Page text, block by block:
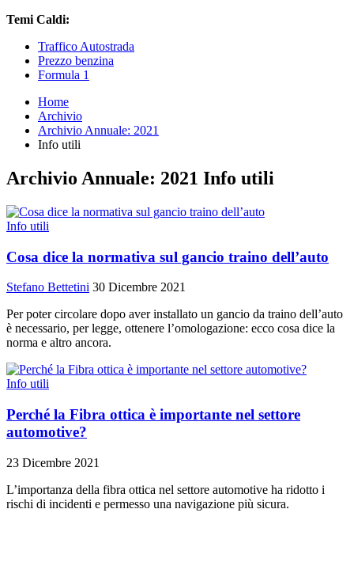
Temi Caldi:
Traffico Autostrada
Prezzo benzina
Formula 1
Home
Archivio
Archivio Annuale: 2021
Info utili
Archivio Annuale: 2021 Info utili
Info utili
Cosa dice la normativa sul gancio traino dell’auto
Stefano Bettetini 30 Dicembre 2021
Per poter circolare dopo aver installato un gancio da traino dell’auto
è necessario, per legge, ottenere l’omologazione: ecco cosa dice la
norma e altro ancora.
Info utili
Perché la Fibra ottica è importante nel settore
automotive?
23 Dicembre 2021
L’importanza della fibra ottica nel settore automotive ha ridotto i
rischi di incidenti e permesso una navigazione più sicura.